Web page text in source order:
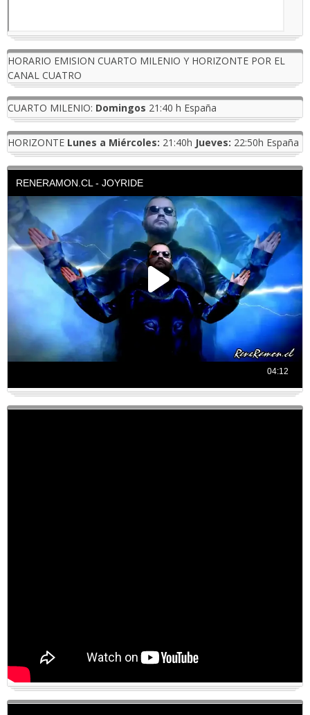
HORARIO EMISION CUARTO MILENIO Y HORIZONTE POR EL
CANAL CUATRO
CUARTO MILENIO: Domingos 21:40 h España
HORIZONTE Lunes a Miércoles: 21:40h Jueves: 22:50h España